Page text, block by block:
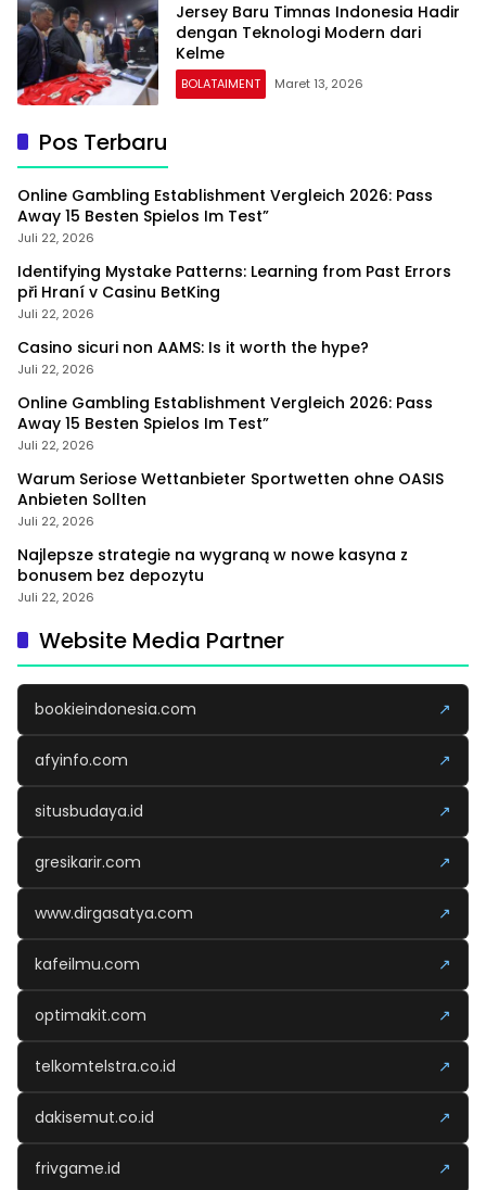
Jersey Baru Timnas Indonesia Hadir
dengan Teknologi Modern dari
Kelme
BOLATAIMENT Maret 13, 2026
Pos Terbaru
Online Gambling Establishment Vergleich 2026: Pass
Away 15 Besten Spielos Im Test”
Juli 22, 2026
Identifying Mystake Patterns: Learning from Past Errors
při Hraní v Casinu BetKing
Juli 22, 2026
Casino sicuri non AAMS: Is it worth the hype?
Juli 22, 2026
Online Gambling Establishment Vergleich 2026: Pass
Away 15 Besten Spielos Im Test”
Juli 22, 2026
Warum Seriose Wettanbieter Sportwetten ohne OASIS
Anbieten Sollten
Juli 22, 2026
Najlepsze strategie na wygraną w nowe kasyna z
bonusem bez depozytu
Juli 22, 2026
Website Media Partner
bookieindonesia.com ↗
afyinfo.com ↗
situsbudaya.id ↗
gresikarir.com ↗
www.dirgasatya.com ↗
kafeilmu.com ↗
optimakit.com ↗
telkomtelstra.co.id ↗
dakisemut.co.id ↗
frivgame.id ↗